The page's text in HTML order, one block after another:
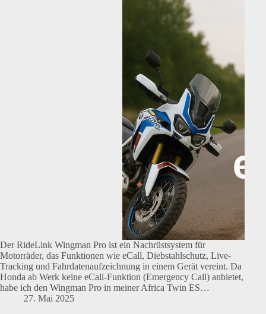
Der RideLink Wingman Pro ist ein Nachrüstsystem für
Motorräder, das Funktionen wie eCall, Diebstahlschutz, Live-
Tracking und Fahrdatenaufzeichnung in einem Gerät vereint. Da
Honda ab Werk keine eCall-Funktion (Emergency Call) anbietet,
habe ich den Wingman Pro in meiner Africa Twin ES…
27. Mai 2025